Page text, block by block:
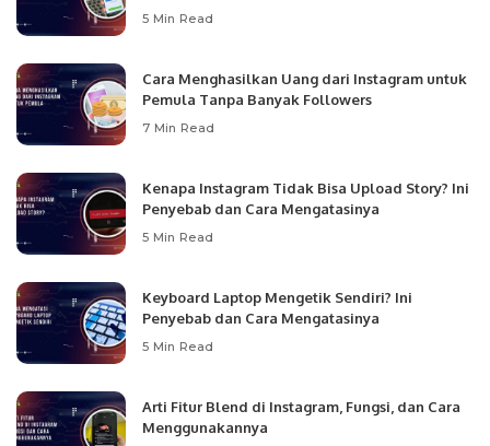
5 Min Read
Cara Menghasilkan Uang dari Instagram untuk
Pemula Tanpa Banyak Followers
7 Min Read
Kenapa Instagram Tidak Bisa Upload Story? Ini
Penyebab dan Cara Mengatasinya
5 Min Read
Keyboard Laptop Mengetik Sendiri? Ini
Penyebab dan Cara Mengatasinya
5 Min Read
Arti Fitur Blend di Instagram, Fungsi, dan Cara
Menggunakannya